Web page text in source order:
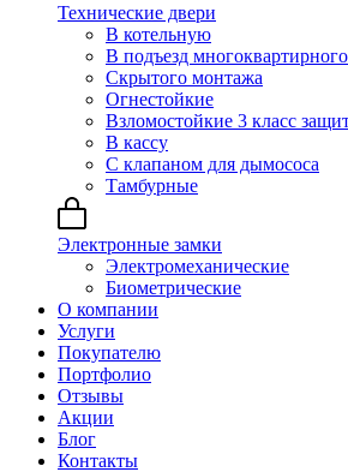
Технические двери
В котельную
В подъезд
Скрытого монтажа
Огнестойкие
Взломостойкие 3 класс
В кассу
С клапаном для дымососа
Тамбурные
Электронные замки
Электромеханические
Биометрические
О компании
Услуги
Покупателю
Портфолио
Отзывы
Акции
Блог
Контакты